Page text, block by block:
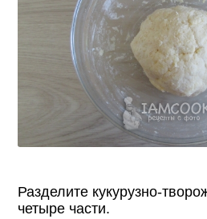
Разделите кукурузно-
четыре части.